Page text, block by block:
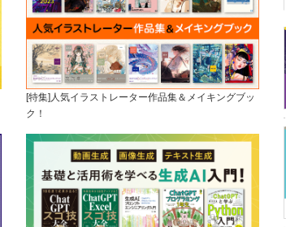
[特集]人気イラストレーター作品集＆メイキングブッ
ク！